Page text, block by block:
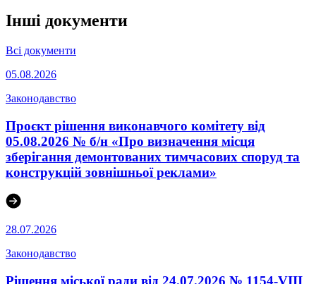
Інші документи
Всі документи
05.08.2026
Законодавство
Проєкт рішення виконавчого комітету від
05.08.2026 № б/н «Про визначення місця
зберігання демонтованих тимчасових споруд та
конструкцій зовнішньої реклами»
28.07.2026
Законодавство
Рішення міської ради від 24.07.2026 № 1154-VIII